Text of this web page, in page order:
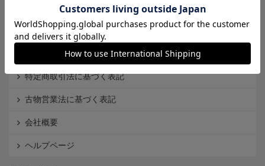
個人情報保護方針
Cookieポリシー
特定商取引法に基づく表記
古物営業法に基づく表記
会社概要
ヘルプページ